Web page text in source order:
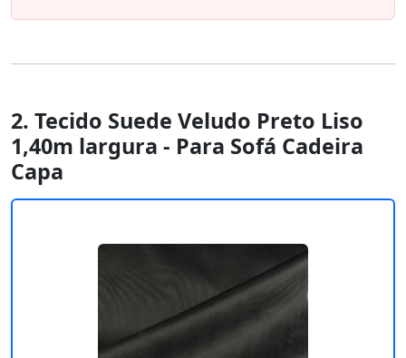
2. Tecido Suede Veludo Preto Liso
1,40m largura - Para Sofá Cadeira
Capa